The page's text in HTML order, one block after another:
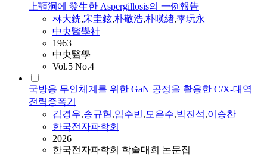
上顎洞에 發生한 Aspergillosis의 一例報告
林大銑,宋圭鉉,朴敬浩,朴暎緖,李玩永
中央醫學社
1963
中央醫學
Vol.5 No.4
국방용 무인체계를 위한 GaN 공정을 활용한 C/X-대역
전력증폭기
김경우,송규현,임수빈,모은수,박진석,이승찬
한국전자파학회
2026
한국전자파학회 학술대회 논문집